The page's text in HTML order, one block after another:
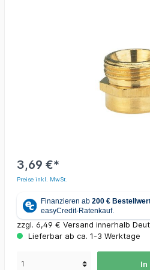
3,69 €*
Preise inkl. MwSt.
zzgl. 6,49 € Versand innerhalb
Lieferbar ab ca. 1-3 Werktage
In